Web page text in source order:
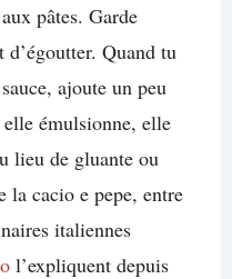
pâtes. Garde
d’égoutter. Quand tu
ajoute un peu
émulsionne, elle
lieu de gluante ou
la cacio e pepe, entre
italiennes
l’expliquent depuis